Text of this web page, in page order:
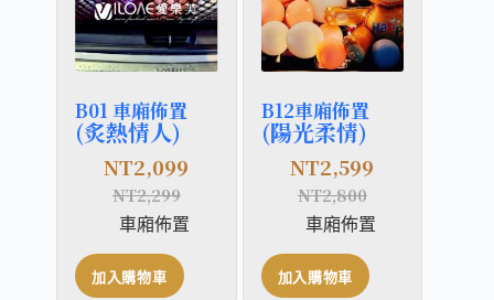
B01 車廂佈置
(炙熱情人)
NT2,299
NT2,099
車廂佈置
加入購物車
B12車廂佈置
(陽光柔情)
NT2,800
NT2,599
車廂佈置
加入購物車